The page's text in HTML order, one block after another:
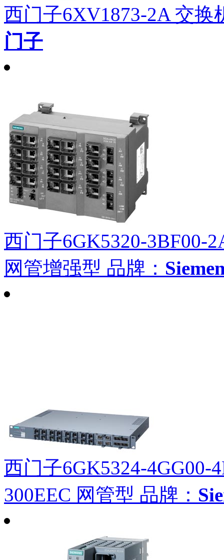
西门子6XV1873-2A 交换
门子
西门子6GK5320-3BF00-
网管增强型 品牌：
西门子6GK5324-4GG00-
300EEC 网管型 品牌：